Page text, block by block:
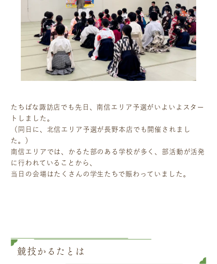
たちばな諏訪店でも先日、南信エリア予選がいよいよスター
トしました。
（同日に、北信エリア予選が長野本店でも開催されまし
た。）
南信エリアでは、かるた部のある学校が多く、部活動が活発
に行われていることから、
当日の会場はたくさんの学生たちで賑わっていました。
競技かるたとは